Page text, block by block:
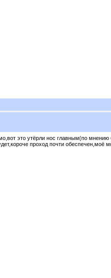
это утёрли нос главным(по мнению
проход почти обеспечен,моё